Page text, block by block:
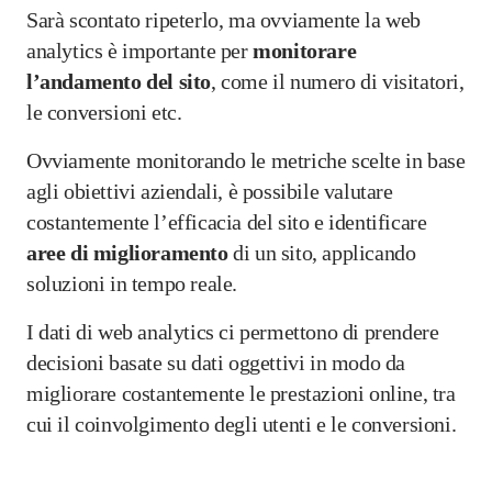
Sarà scontato ripeterlo, ma ovviamente la web
analytics è importante permonitorare
l’andamento del sito, come il numero di visitatori,
le conversioni etc.
Ovviamente monitorando le metriche scelte in base
agli obiettivi aziendali, è possibile valutare
costantemente l’efficacia del sito e identificare
aree di miglioramentodi un sito, applicando
soluzioni in tempo reale.
I dati di web analytics ci permettono di prendere
decisioni basate su dati oggettivi in modo da
migliorare costantemente le prestazioni online, tra
cui il coinvolgimento degli utenti e le conversioni.